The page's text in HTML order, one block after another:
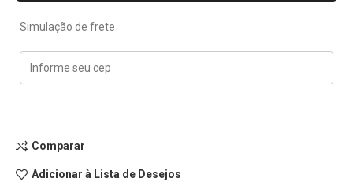
Simulação de frete
Comparar
Adicionar à Lista de Desejos